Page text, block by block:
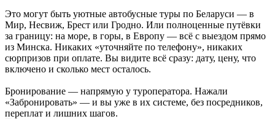
Это могут быть уютные автобусные туры по Беларуси — в
Мир, Несвиж, Брест или Гродно. Или полноценные путёвки
за границу: на море, в горы, в Европу — всё с выездом прямо
из Минска. Никаких «уточняйте по телефону», никаких
сюрпризов при оплате. Вы видите всё сразу: дату, цену, что
включено и сколько мест осталось.
Бронирование — напрямую у туроператора. Нажали
«Забронировать» — и вы уже в их системе, без посредников,
переплат и лишних шагов.